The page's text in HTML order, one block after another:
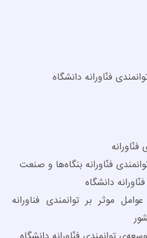
فنّاورانه دانشگاه
فنّاورانه بنگاه‌ها و صنعت
دانشگاه
موثر بر توانمندی فناورانه